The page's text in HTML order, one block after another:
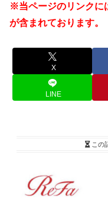
※当ページのリンクに
が含まれております。
X
LINE
この